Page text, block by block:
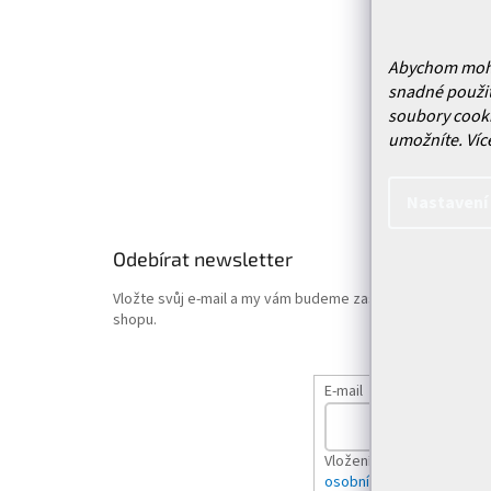
Abychom
snadné
soubory
umožníte.
Odebírat newsletter
Vložte svůj e-mail a my vám budeme zasílat informace o
shopu.
E-mail
Vložením e-mailu
osobních údajů